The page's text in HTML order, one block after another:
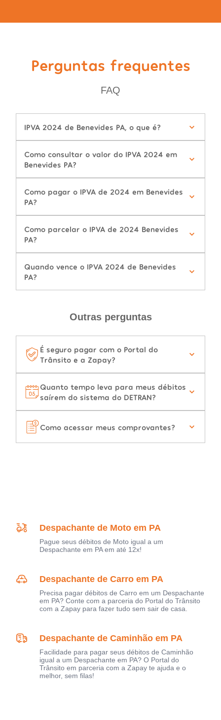
Perguntas frequentes
FAQ
IPVA 2024 de Benevides PA, o que é?
Como consultar o valor do IPVA 2024 em
Benevides PA?
Como pagar o IPVA de 2024 em Benevides
PA?
Como parcelar o IPVA de 2024 Benevides
PA?
Quando vence o IPVA 2024 de Benevides
PA?
Outras perguntas
É seguro pagar com o Portal do
Trânsito e a Zapay?
Quanto tempo leva para meus débitos
saírem do sistema do DETRAN?
Como acessar meus comprovantes?
Despachante de Moto em PA
Pague seus débitos de Moto igual a um
Despachante em PA em até 12x!
Despachante de Carro em PA
Precisa pagar débitos de Carro em um Despachante
em PA? Conte com a parceria do Portal do Trânsito
com a Zapay para fazer tudo sem sair de casa.
Despachante de Caminhão em PA
Facilidade para pagar seus débitos de Caminhão
igual a um Despachante em PA? O Portal do
Trânsito em parceria com a Zapay te ajuda e o
melhor, sem filas!